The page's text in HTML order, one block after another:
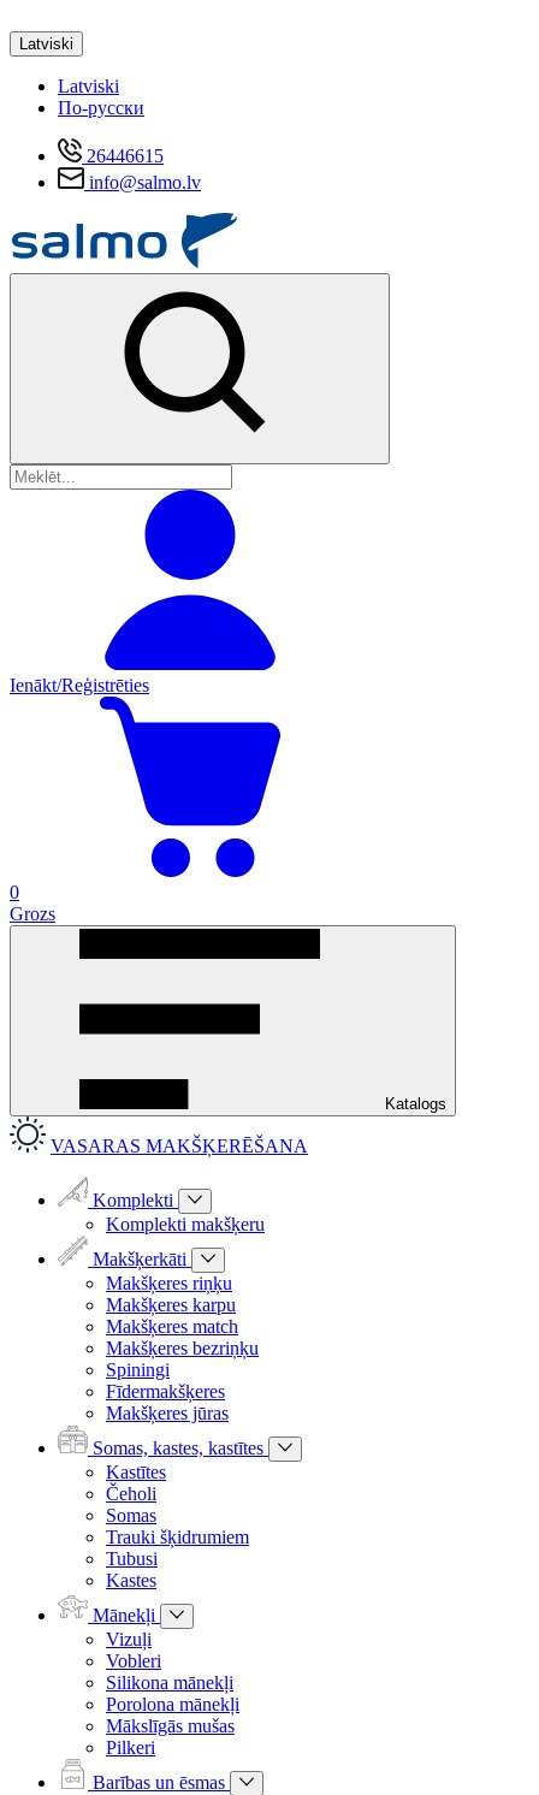
Latviski
Latviski
По-русски
26446615
info@salmo.lv
Ienākt/Reģistrēties
0
Grozs
Katalogs
VASARAS MAKŠĶERĒŠANA
Komplekti
Komplekti makšķeru
Makšķerkāti
Makšķeres riņķu
Makšķeres karpu
Makšķeres match
Makšķeres bezriņķu
Spiningi
Fīdermakšķeres
Makšķeres jūras
Somas, kastes, kastītes
Kastītes
Čeholi
Somas
Trauki šķidrumiem
Tubusi
Kastes
Mānekļi
Vizuļi
Vobleri
Silikona mānekļi
Porolona mānekļi
Mākslīgās mušas
Pilkeri
Barības un ēsmas